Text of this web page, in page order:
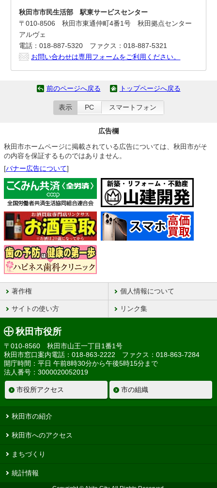
秋田市市民生活部 駅東サービスセンター
〒010-8506 秋田市東通仲町4番1号 秋田拠点センター
アルヴェ
電話：018-887-5320 ファクス：018-887-5321
お問い合わせは専用フォームをご利用ください。
前のページへ戻る トップページへ戻る
表示 PC スマートフォン
広告欄
秋田市ホームページに掲載されている広告については、秋田市がそ
の内容を保証するものではありません。
[バナー広告について]
著作権 個人情報について
サイトの使い方 リンク集
秋田市役所
〒010-8560 秋田市山王一丁目1番1号
秋田市窓口案内電話：018-863-2222 ファクス：018-863-7284
開庁時間：平日 午前8時30分から午後5時15分まで
法人番号：3000020052019
市役所アクセス 市の組織
秋田市の紹介
秋田市へのアクセス
まちづくり
統計情報